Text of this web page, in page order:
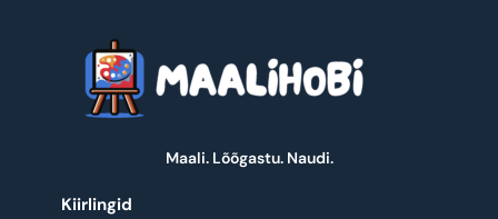
Maali. Lõõgastu. Naudi.
Kiirlingid